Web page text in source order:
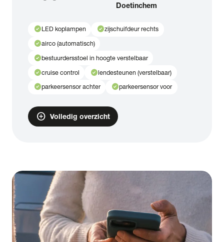
Doetinchem
check_circleLED koplampen check_circlezijschuifdeur rechts
check_circleairco (automatisch)
check_circlebestuurdersstoel in hoogte verstelbaar
check_circlecruise control check_circlelendesteunen (verstelbaar)
check_circleparkeersensor achter check_circleparkeersensor voor
add_circle Volledig overzicht